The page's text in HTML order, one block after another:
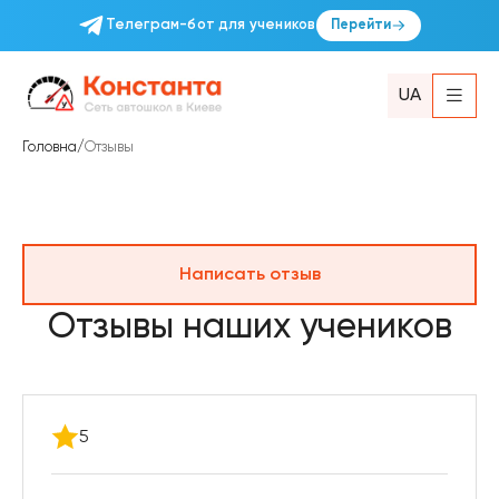
Телеграм-бот для учеников Перейти
UA
Головна/Отзывы
Отзывы наших учеников
Написать отзыв
5